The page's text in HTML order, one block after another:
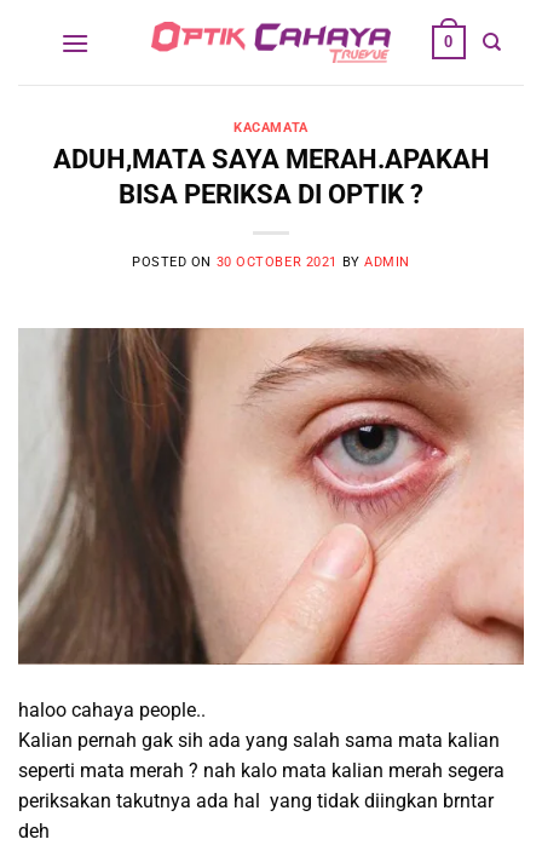
0
KACAMATA
ADUH,MATA SAYA MERAH.APAKAH
BISA PERIKSA DI OPTIK ?
POSTED ON 30 OCTOBER 2021 BYADMIN
haloo cahaya people..
Kalian pernah gak sih ada yang salah sama mata kalian
seperti mata merah ? nah kalo mata kalian merah segera
periksakan takutnya ada hal yang tidak diingkan brntar
deh